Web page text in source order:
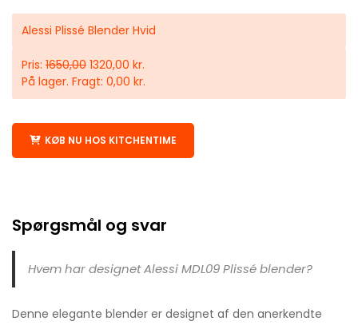
Alessi Plissé Blender Hvid
Pris: 1650,00 1320,00 kr.
På lager. Fragt: 0,00 kr.
KØB NU HOS KITCHENTIME
Spørgsmål og svar
Hvem har designet Alessi MDL09 Plissé blender?
Denne elegante blender er designet af den anerkendte